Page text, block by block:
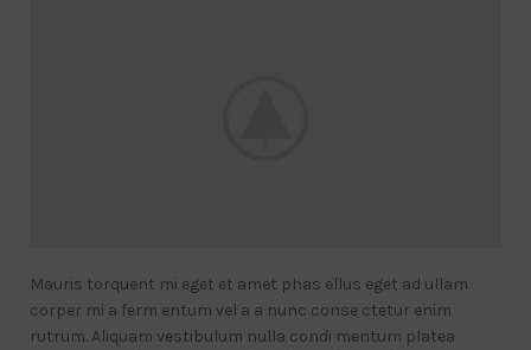
Mauris torquent mi eget et amet phas ellus eget ad ullam
corper mi a ferm entum vel a a nunc conse ctetur enim
rutrum. Aliquam vestibulum nulla condi mentum platea